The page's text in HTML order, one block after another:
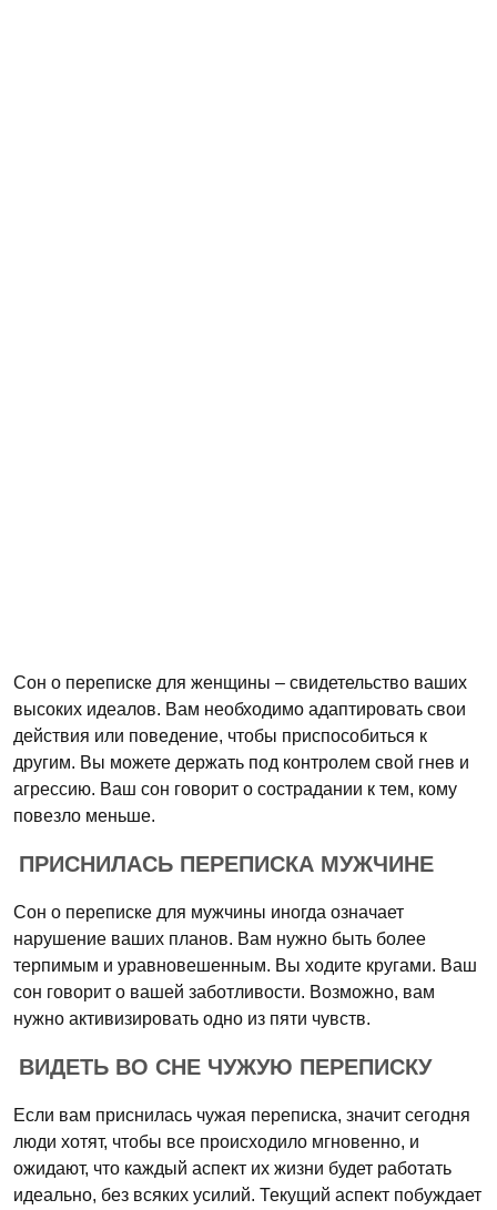
Сон о переписке для женщины – свидетельство ваших
высоких идеалов. Вам необходимо адаптировать свои
действия или поведение, чтобы приспособиться к
другим. Вы можете держать под контролем свой гнев и
агрессию. Ваш сон говорит о сострадании к тем, кому
повезло меньше.
ПРИСНИЛАСЬ ПЕРЕПИСКА МУЖЧИНЕ
Сон о переписке для мужчины иногда означает
нарушение ваших планов. Вам нужно быть более
терпимым и уравновешенным. Вы ходите кругами. Ваш
сон говорит о вашей заботливости. Возможно, вам
нужно активизировать одно из пяти чувств.
ВИДЕТЬ ВО СНЕ ЧУЖУЮ ПЕРЕПИСКУ
Если вам приснилась чужая переписка, значит сегодня
люди хотят, чтобы все происходило мгновенно, и
ожидают, что каждый аспект их жизни будет работать
идеально, без всяких усилий. Текущий аспект побуждает